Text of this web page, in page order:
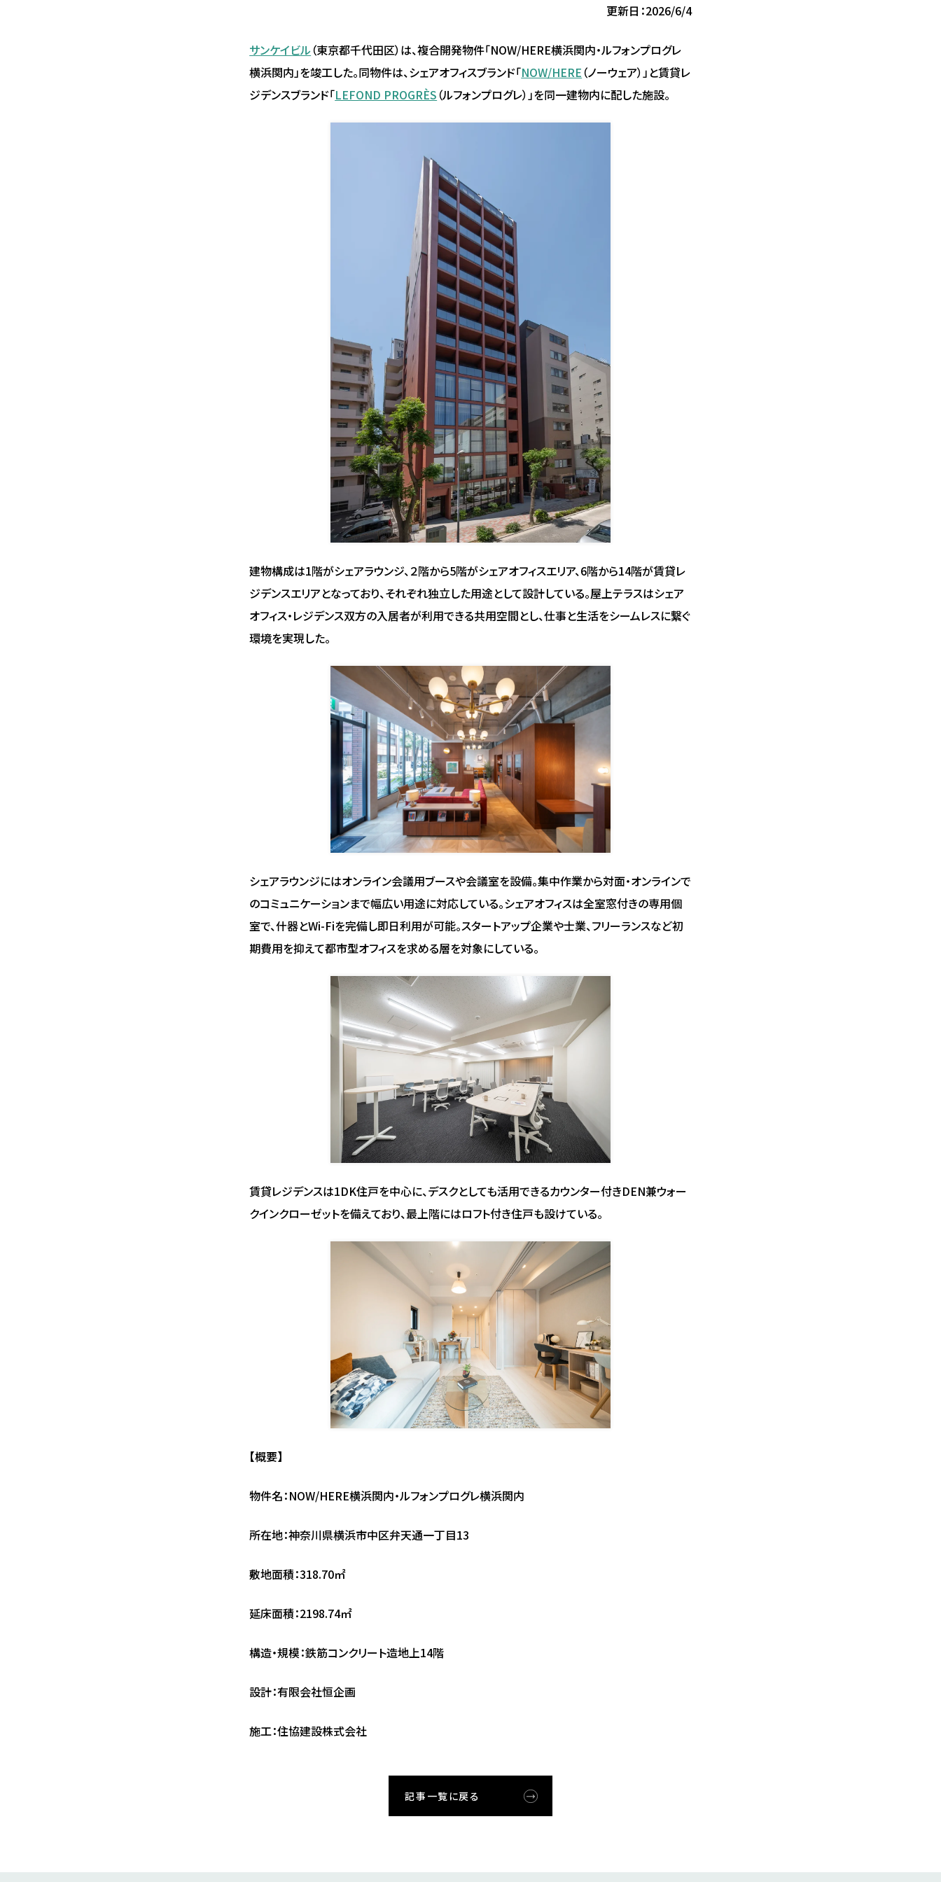
更新日：2026/6/4
サンケイビル（東京都千代田区）は、複合開発物件「NOW/HERE横浜関内・ルフォンプログレ
横浜関内」を竣工した。同物件は、シェアオフィスブランド「NOW/HERE （ノーウェア）」と賃貸レ
ジデンスブランド「LEFOND PROGRÈS （ルフォンプログレ）」を同一建物内に配した施設。
建物構成は1階がシェアラウンジ、２階から5階がシェアオフィスエリア、6階から14階が賃貸レ
ジデンスエリアとなっており、それぞれ独立した用途として設計している。屋上テラスはシェア
オフィス・レジデンス双方の入居者が利用できる共用空間とし、仕事と生活をシームレスに繋ぐ
環境を実現した。
シェアラウンジにはオンライン会議用ブースや会議室を設備。集中作業から対面・オンラインで
のコミュニケーションまで幅広い用途に対応している。シェアオフィスは全室窓付きの専用個
室で、什器とWi-Fiを完備し即日利用が可能。スタートアップ企業や士業、フリーランスなど初
期費用を抑えて都市型オフィスを求める層を対象にしている。
賃貸レジデンスは1DK住戸を中心に、デスクとしても活用できるカウンター付きDEN兼ウォー
クインクローゼットを備えており、最上階にはロフト付き住戸も設けている。
【概要】
物件名：NOW/HERE横浜関内・ルフォンプログレ横浜関内
所在地：神奈川県横浜市中区弁天通一丁目13
敷地面積：318.70㎡
延床面積：2198.74㎡
構造・規模：鉄筋コンクリート造地上14階
設計：有限会社恒企画
施工：住協建設株式会社
記事一覧に戻る